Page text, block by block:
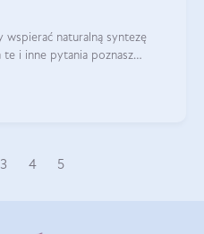
wspierać naturalną syntezę
i inne pytania poznasz
3 4 5